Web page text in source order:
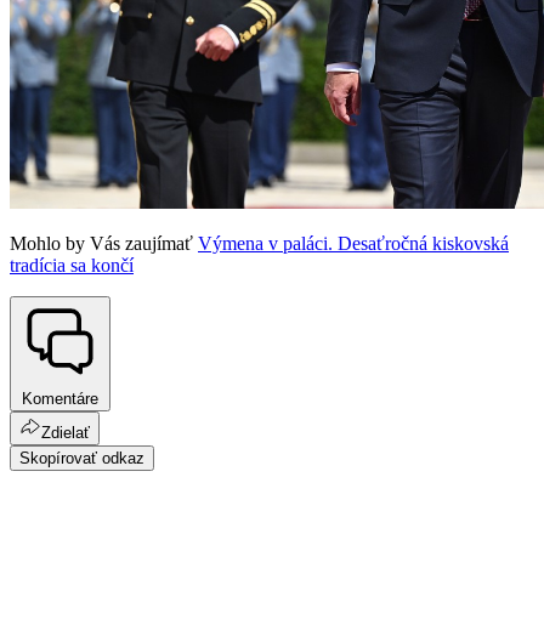
Mohlo by Vás zaujímať Výmena v paláci. Desaťročná kiskovská
tradícia sa končí
Komentáre
Zdielať
Skopírovať odkaz